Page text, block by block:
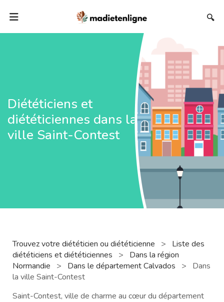
🔍
Diététiciens et
diététiciennes dans la
ville Saint-Contest
Trouvez votre diététicien ou diététicienne >
Liste des
diététiciens et diététiciennes
>
Dans la région
Normandie
> Dans le département Calvados >
Dans
la ville Saint-Contest
Saint-Contest, ville de charme au cœur du département